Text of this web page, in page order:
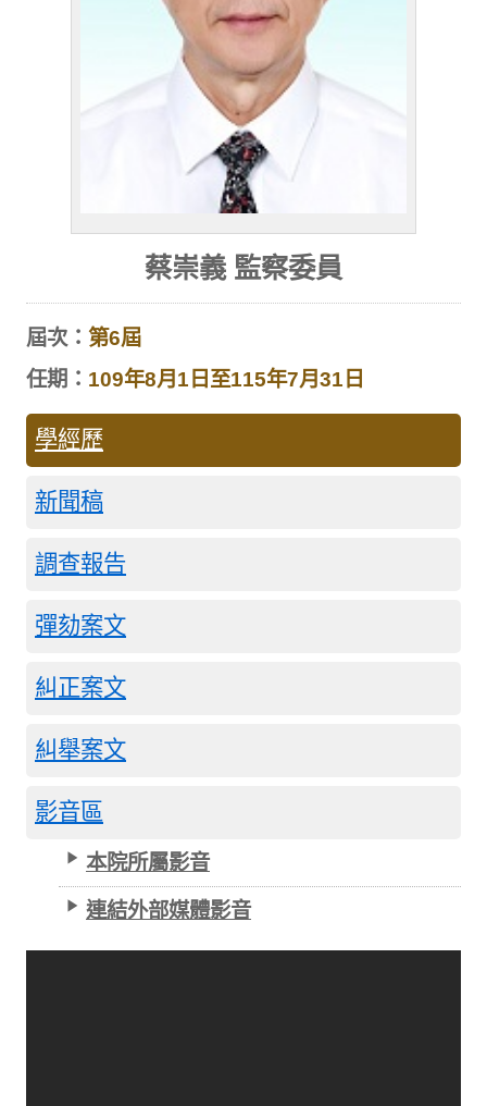
蔡崇義 監察委員
屆次： 第6屆
任期： 109年8月1日至115年7月31日
學經歷
新聞稿
調查報告
彈劾案文
糾正案文
糾舉案文
影音區
本院所屬影音
連結外部媒體影音